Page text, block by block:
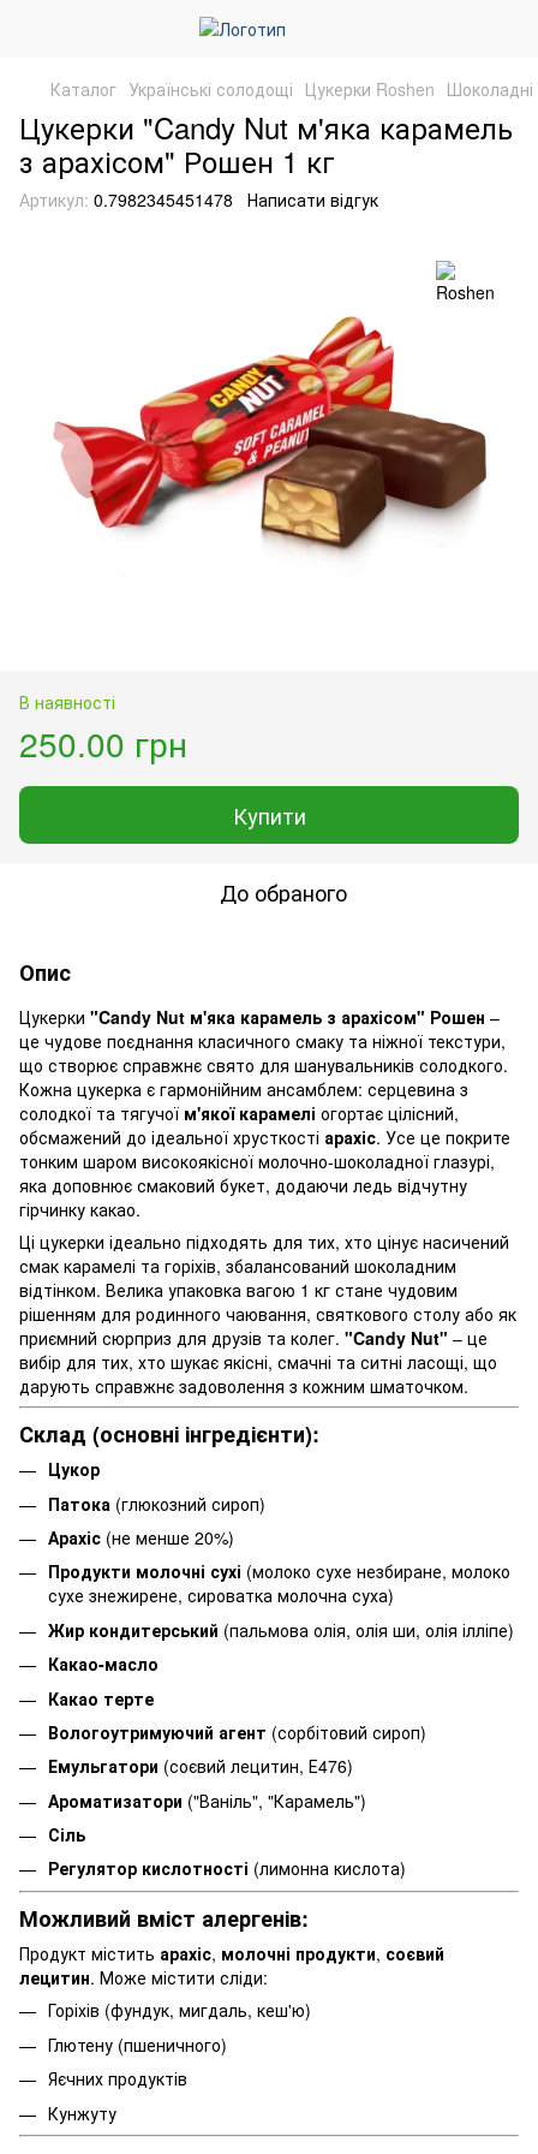
Каталог Українські солодощі Цукерки Roshen
Цукерки "Candy Nut м'яка карамель
з арахісом" Рошен 1 кг
Артикул: 0.7982345451478 Написати відгук
В наявності
250.00 грн
Купити
До обраного
Опис
Цукерки "Candy Nut м'яка карамель з арахісом" Рошен –
це чудове поєднання класичного смаку та ніжної текстури,
що створює справжнє свято для шанувальників солодкого.
Кожна цукерка є гармонійним ансамблем: серцевина з
солодкої та тягучої м'якої карамелі огортає цілісний,
обсмажений до ідеальної хрусткості арахіс. Усе це покрите
тонким шаром високоякісної молочно-шоколадної глазурі,
яка доповнює смаковий букет, додаючи ледь відчутну
гірчинку какао.
Ці цукерки ідеально підходять для тих, хто цінує насичений
смак карамелі та горіхів, збалансований шоколадним
відтінком. Велика упаковка вагою 1 кг стане чудовим
рішенням для родинного чаювання, святкового столу або як
приємний сюрприз для друзів та колег. "Candy Nut" – це
вибір для тих, хто шукає якісні, смачні та ситні ласощі, що
дарують справжнє задоволення з кожним шматочком.
Склад (основні інгредієнти):
Цукор
Патока (глюкозний сироп)
Арахіс (не менше 20%)
Продукти молочні сухі (молоко сухе незбиране, молоко
сухе знежирене, сироватка молочна суха)
Жир кондитерський (пальмова олія, олія ши, олія ілліпе)
Какао-масло
Какао терте
Вологоутримуючий агент (сорбітовий сироп)
Емульгатори (соєвий лецитин, Е476)
Ароматизатори ("Ваніль", "Карамель")
Сіль
Регулятор кислотності (лимонна кислота)
Можливий вміст алергенів:
Продукт містить арахіс, молочні продукти, соєвий
лецитин. Може містити сліди:
Горіхів (фундук, мигдаль, кеш'ю)
Глютену (пшеничного)
Яєчних продуктів
Кунжуту